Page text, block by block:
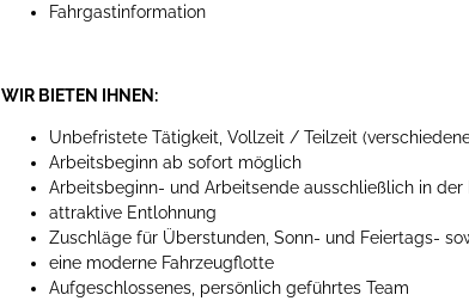
Fahrgastinformation
WIR BIETEN IHNEN:
Unbefristete Tätigkeit, Vollzeit / Teilzeit
Arbeitsbeginn ab sofort möglich
Arbeitsbeginn- und Arbeitsende ausschließlich in
attraktive Entlohnung
Zuschläge für Überstunden, Sonn- und Feiertags-
eine moderne Fahrzeugflotte
Aufgeschlossenes, persönlich geführtes Team